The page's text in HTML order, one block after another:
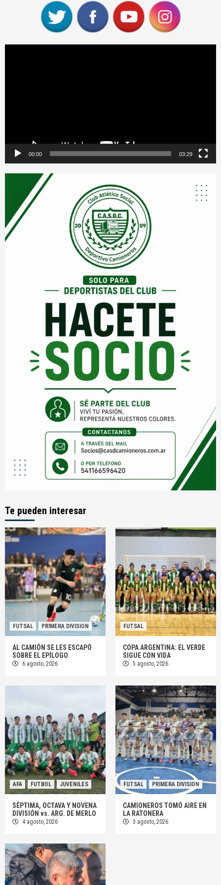
00:00 03:29
Te pueden interesar
FUTSAL PRIMERA DIVISION
AL CAMIÓN SE LES ESCAPÓ
SOBRE EL EPÍLOGO
6 agosto, 2026
FUTSAL
COPA ARGENTINA: EL VERDE
SIGUE CON VIDA
5 agosto, 2026
AFA FUTBOL JUVENILES
SÉPTIMA, OCTAVA Y NOVENA
DIVISIÓN vs. ARG. DE MERLO
4 agosto, 2026
FUTSAL PRIMERA DIVISION
CAMIONEROS TOMÓ AIRE EN
LA RATONERA
3 agosto, 2026